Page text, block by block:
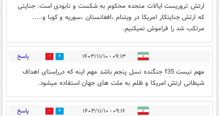
ارتش تروریست ایالات متحده محکوم به شکست و نابودی است. جنایتی
که ارتش جنایتکار امریکا در ویتنام ،افغانستان ،سوریه و کوبا و.....
مرتکب شد را فراموش نمیکنیم.
۰۹:۱۳ - ۱۴۰۳/۱۱/۱۰ 12 پاسخ
مهم نیست f35 جنگنده نسل پنجم باشد مهم اینه که درراستای اهداف
شیطانی ارتش امریکا و ظلم به ملت های جهان استفاده میشود.
۰۹:۱۶ - ۱۴۰۳/۱۱/۱۰ 7 پاسخ